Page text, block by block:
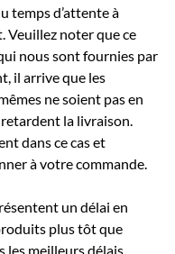
temps d’attente à
Veuillez noter que ce
nous sont fournies par
il arrive que les
ne soient pas en
la livraison.
dans ce cas et
à votre commande.
un délai en
plus tôt que
les meilleurs délais.